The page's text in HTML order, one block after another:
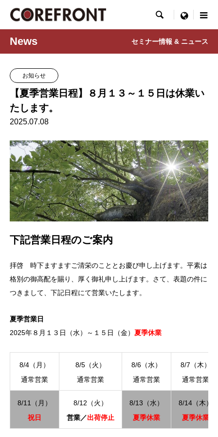
 menu
News セミナー情報 & ニュース
お知らせ
【夏季営業日程】８月１３～１５日は休業い
たします。
2025.07.08
下記営業日程のご案内
拝啓 時下ますますご清栄のこととお慶び申し上げます。平素は
格別の御高配を賜り、厚く御礼申し上げます。さて、表題の件に
つきまして、下記日程にて営業いたします。
夏季営業日
2025年８月１３日（水）～１５日（金） 夏季休業
8/4（月）
通常営業
8/5（火）
通常営業
8/6（水）
通常営業
8/7（木）
通常営業
8/11（月）
祝日
8/12（火）
営業／出荷停止
8/13（水）
夏季休業
8/14（木）
夏季休業